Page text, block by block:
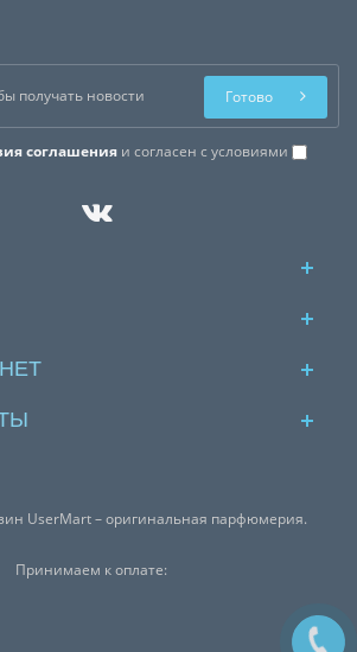
соглашенияи согласен с условиями
Готово
UserMart – оригинальная парфюмерия.
Принимаем к оплате: